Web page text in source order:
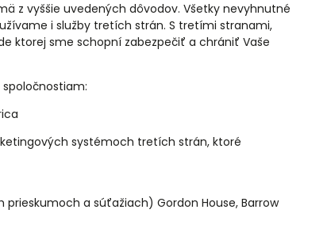
z vyššie uvedených dôvodov. Všetky nevyhnutné
i služby tretích strán. S tretími stranami,
ktorej sme schopní zabezpečiť a chrániť Vaše
systémoch tretích strán, ktoré
a súťažiach) Gordon House, Barrow